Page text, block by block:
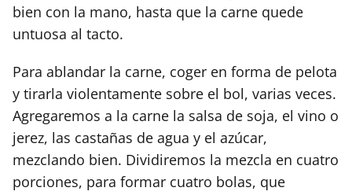
bien con la mano, hasta que la carne quede
untuosa al tacto.
Para ablandar la carne, coger en forma de pelota
y tirarla violentamente sobre el bol, varias veces.
Agregaremos a la carne la salsa de soja, el vino o
jerez, las castañas de agua y el azúcar,
mezclando bien. Dividiremos la mezcla en cuatro
porciones, para formar cuatro bolas, que